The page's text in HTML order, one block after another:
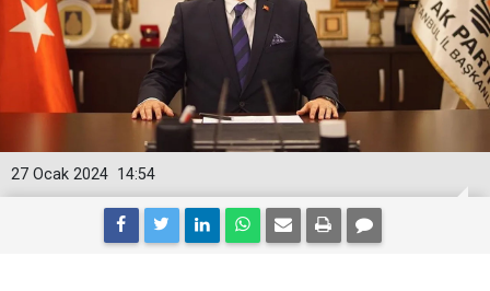
14:54
27 Ocak 2024